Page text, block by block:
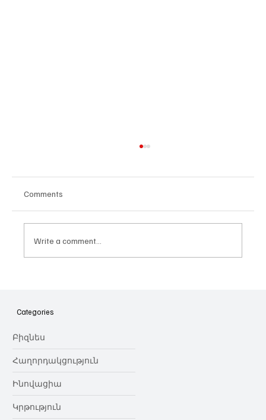
նվիրում որոշում
Comments
Write a comment...
Categories
Բիզնես
Հաղորդակցություն
Ինովացիա
Կրթություն